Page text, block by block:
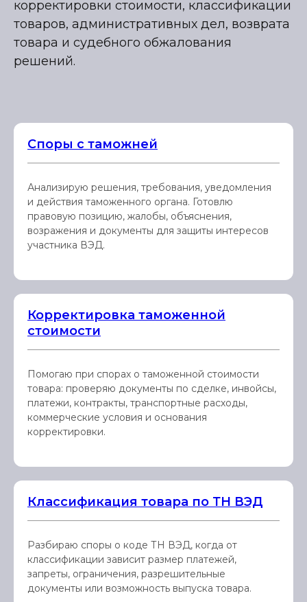
корректировки стоимости, классификации
товаров, административных дел, возврата
товара и судебного обжалования
решений.
Споры с таможней
Анализирую решения, требования, уведомления
и действия таможенного органа. Готовлю
правовую позицию, жалобы, объяснения,
возражения и документы для защиты интересов
участника ВЭД.
Корректировка таможенной
стоимости
Помогаю при спорах о таможенной стоимости
товара: проверяю документы по сделке, инвойсы,
платежи, контракты, транспортные расходы,
коммерческие условия и основания
корректировки.
Классификация товара по ТН ВЭД
Разбираю споры о коде ТН ВЭД, когда от
классификации зависит размер платежей,
запреты, ограничения, разрешительные
документы или возможность выпуска товара.